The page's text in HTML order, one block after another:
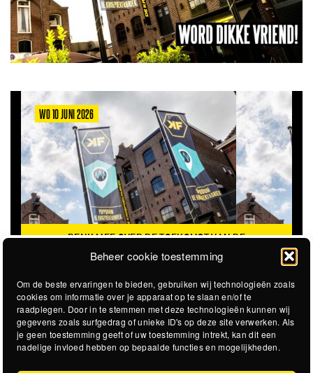
Beheer cookie toestemming
Om de beste ervaringen te bieden, gebruiken wij technologieën zoals
cookies om informatie over je apparaat op te slaan en/of te
raadplegen. Door in te stemmen met deze technologieën kunnen wij
gegevens zoals surfgedrag of unieke ID's op deze site verwerken. Als
je geen toestemming geeft of uw toestemming intrekt, kan dit een
nadelige invloed hebben op bepaalde functies en mogelijkheden.
WO 10 JUNI 2026
DENK MEE OVER DE TOEKOMST VAN DE
KROEPOEKFABRIEK